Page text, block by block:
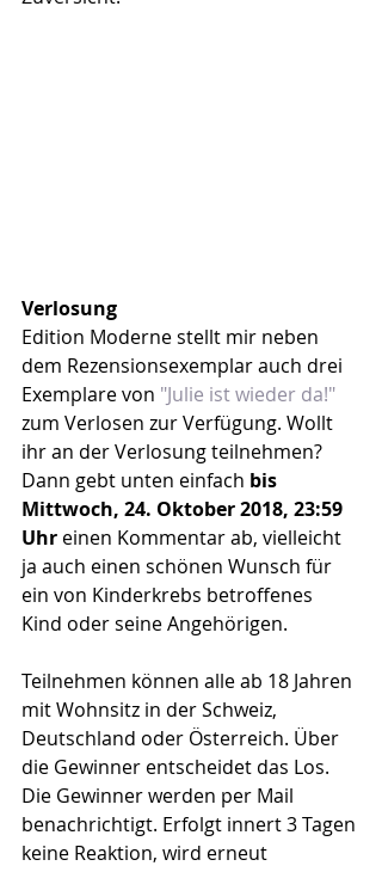
Verlosung
Edition Moderne stellt mir neben
dem Rezensionsexemplar auch drei
Exemplare von "Julie ist wieder da!"
zum Verlosen zur Verfügung. Wollt
ihr an der Verlosung teilnehmen?
Dann gebt unten einfach bis
Mittwoch, 24. Oktober 2018, 23:59
Uhr einen Kommentar ab, vielleicht
ja auch einen schönen Wunsch für
ein von Kinderkrebs betroffenes
Kind oder seine Angehörigen.
Teilnehmen können alle ab 18 Jahren
mit Wohnsitz in der Schweiz,
Deutschland oder Österreich. Über
die Gewinner entscheidet das Los.
Die Gewinner werden per Mail
benachrichtigt. Erfolgt innert 3 Tagen
keine Reaktion, wird erneut